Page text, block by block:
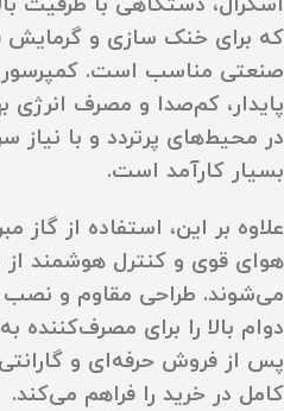
که برای خنک‌ سازی و گرمایش
صنعتی مناسب است. کمپرسور
پایدار، کم‌صدا و مصرف
در محیط‌های پرتردد و با نیاز
بسیار کارآمد است.
هوای قوی و کنترل هوشمند
می‌شوند. طراحی مقاوم و نصب
دوام بالا را برای مصرف‌کننده
پس از فروش حرفه‌ای و
کامل در خرید را فراهم می‌کند.